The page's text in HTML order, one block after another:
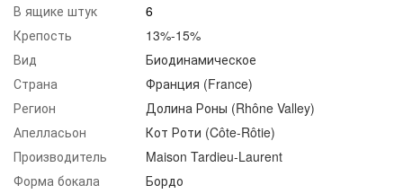
В ящике штук
6
Крепость
13%-15%
Вид
Биодинамическое
Страна
Франция (France)
Регион
Долина Роны (Rhône Valley)
Апелласьон
Кот Роти (Côte-Rôtie)
Производитель
Maison Tardieu-Laurent
Форма бокала
Бордо